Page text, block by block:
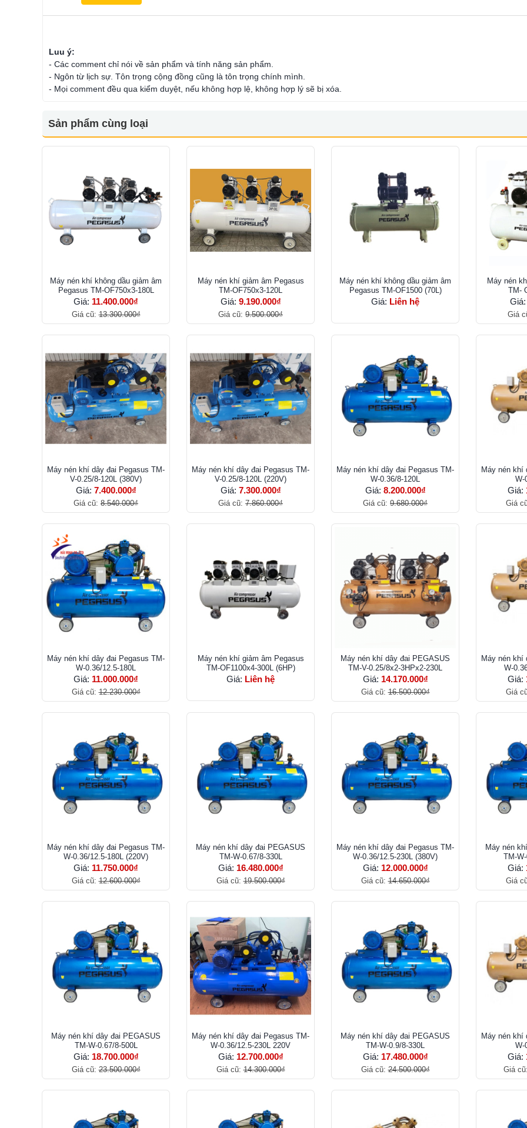
Luu ý:
- Các comment chỉ nói về sản phẩm và tính năng sản phẩm.
- Ngôn từ lịch sự. Tôn trọng cộng đồng cũng là tôn trọng chính mình.
- Mọi comment đều qua kiểm duyệt, nếu không hợp lệ, không hợp lý sẽ bị xóa.
Sản phẩm cùng loại
Máy nén khí không dầu giảm âm
Pegasus TM-OF750x3-180L
Giá: 11.400.000₫
Giá cũ:13.300.000₫
Máy nén khí giảm âm Pegasus
TM-OF750x3-120L
Giá: 9.190.000₫
Giá cũ: 9.500.000₫
Máy nén khí không dầu giảm âm
Pegasus TM-OF1500 (70L)
Giá: Liên hệ
Máy nén
TM-
Giá:
Giá
Máy nén khí dây đai Pegasus TM-
V-0.25/8-120L (380V)
Giá: 7.400.000₫
Giá cũ: 8.540.000₫
Máy nén khí dây đai Pegasus TM-
V-0.25/8-120L (220V)
Giá: 7.300.000₫
Giá cũ: 7.860.000₫
Máy nén khí dây đai Pegasus TM-
W-0.36/8-120L
Giá: 8.200.000₫
Giá cũ: 9.680.000₫
Máy nén khí
W-
Giá:
Giá
Máy nén khí dây đai Pegasus TM-
W-0.36/12.5-180L
Giá: 11.000.000₫
Giá cũ:12.230.000₫
Máy nén khí giảm âm Pegasus
TM-OF1100x4-300L (6HP)
Giá: Liên hệ
Máy nén khí dây đai PEGASUS
TM-V-0.25/8x2-3HPx2-230L
Giá: 14.170.000₫
Giá cũ:16.500.000₫
Máy nén khí
W-
Giá:
Giá
Máy nén khí dây đai Pegasus TM-
W-0.36/12.5-180L (220V)
Giá: 11.750.000₫
Giá cũ:12.600.000₫
Máy nén khí dây đai PEGASUS
TM-W-0.67/8-330L
Giá: 16.480.000₫
Giá cũ:19.500.000₫
Máy nén khí dây đai Pegasus TM-
W-0.36/12.5-230L (380V)
Giá: 12.000.000₫
Giá cũ:14.650.000₫
Máy nén
TM-
Giá:
Giá
Máy nén khí dây đai PEGASUS
TM-W-0.67/8-500L
Giá: 18.700.000₫
Giá cũ:23.500.000₫
Máy nén khí dây đai Pegasus TM-
W-0.36/12.5-230L 220V
Giá: 12.700.000₫
Giá cũ:14.300.000₫
Máy nén khí dây đai PEGASUS
TM-W-0.9/8-330L
Giá: 17.480.000₫
Giá cũ:24.500.000₫
Máy nén khí
W-
Giá:
Giá cũ: